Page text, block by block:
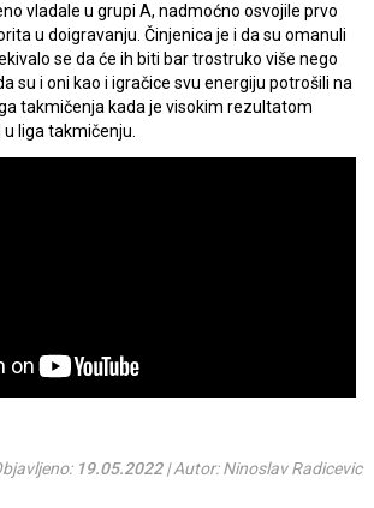
vladale u grupi A, nadmoćno osvojile prvo
u doigravanju. Činjenica je i da su omanuli
se da će ih biti bar trostruko više nego
su i oni kao i igračice svu energiju potrošili na
takmičenja kada je visokim rezultatom
liga takmičenju.
19.05.2022| Autor: Ninoslav Radicevic